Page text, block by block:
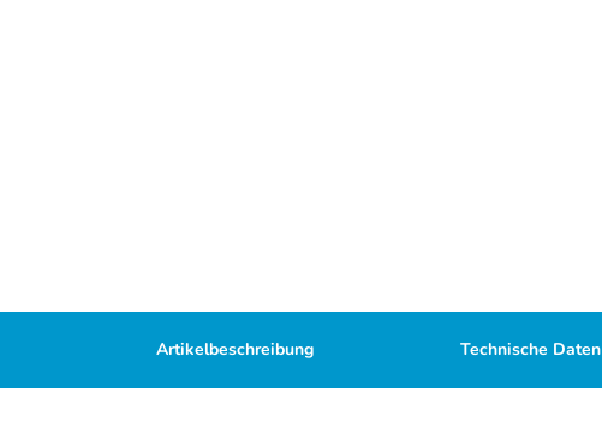
Artikelbeschreibung Technische Daten